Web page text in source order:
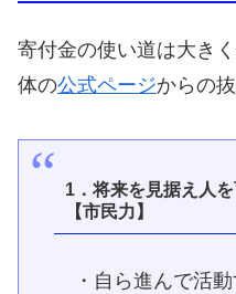
寄付金の使い道は大き
体の公式ページからの
1．将来を見据え人
【市民力】
・自ら進んで活動